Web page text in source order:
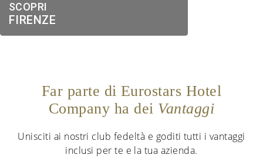
SCOPRI
FIRENZE
Far parte di Eurostars Hotel
Company ha dei Vantaggi
Unisciti ai nostri club fedeltà e goditi tutti i vantaggi
inclusi per te e la tua azienda.